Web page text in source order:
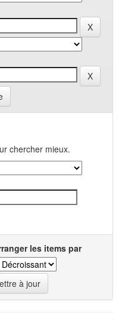
chercher mieux.
les items par